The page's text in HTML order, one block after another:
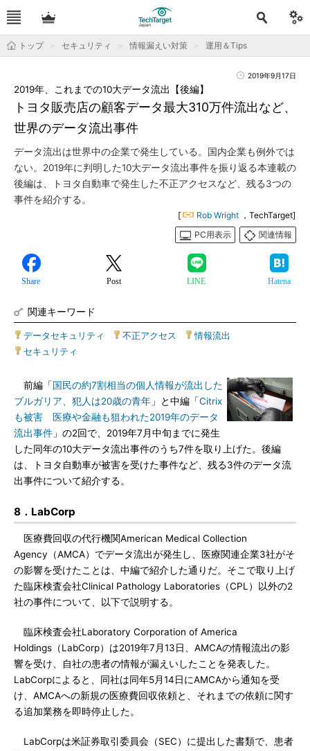
トップ セキュリティ 情報漏えい対策 運用＆Tips
2019年9月17日
トヨタ販売店の顧客データ最大310万件流出など、
世界のデータ流出事件
2019年、これまでの10大データ流出【後編】
データ流出は世界中の企業で発生している。国内企業も例外では
ない。2019年に判明した10大データ流出事件を振り返る本連載の
後編は、トヨタ自動車で発生した不正アクセスなど、残る3つの
事件を紹介する。
[ Rob Wright ，TechTarget]
PC用表示
関連情報
Share Post LINE Hatena
関連キーワード
データセキュリティ 不正アクセス 情報流出
セキュリティ
前編「国民の約7割相当の個人情報が流出した
ブルガリア、犯人は20歳の青年 」と中編「Citrix
も被害 医療や金融も狙われた2019年のデータ
流出事件 」の2回で、2019年7月中旬までに発生
した同年の10大データ流出事件のうち7件を取り上げた。後編
は、トヨタ自動車が被害を受けた事件など、残る3件のデータ流
出事件について紹介する。
8．LabCorp
医療費回収の代行機関American Medical Collection
Agency（AMCA）でデータ流出が発生し、医療関連企業3社がそ
の影響を受けたことは、中編で紹介した通りだ。そこで取り上げ
た臨床検査会社Clinical Pathology Laboratories（CPL）以外の2
社の事件について、以下で説明する。
臨床検査会社Laboratory Corporation of America
Holdings（LabCorp）は2019年7月13日、AMCAの情報流出の影
響を受け、自社の患者の情報が漏えいしたことを発表した。
LabCorpによると、同社は同年5月14日にAMCAから通知を受
け、AMCAへの新規の医療費回収依頼と、それまでの依頼に関す
る追加業務を即時停止した。
LabCorpは米証券取引委員会（SEC）に提出した書類で、患者